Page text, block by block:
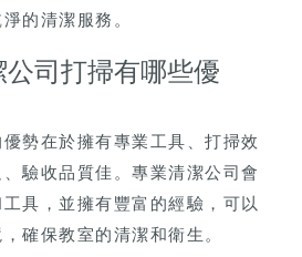
的清潔服務。
司打掃有哪些優
勢在於擁有專業工具、打掃效
驗收品質佳。專業清潔公司會
具，並擁有豐富的經驗，可以
確保教室的清潔和衛生。